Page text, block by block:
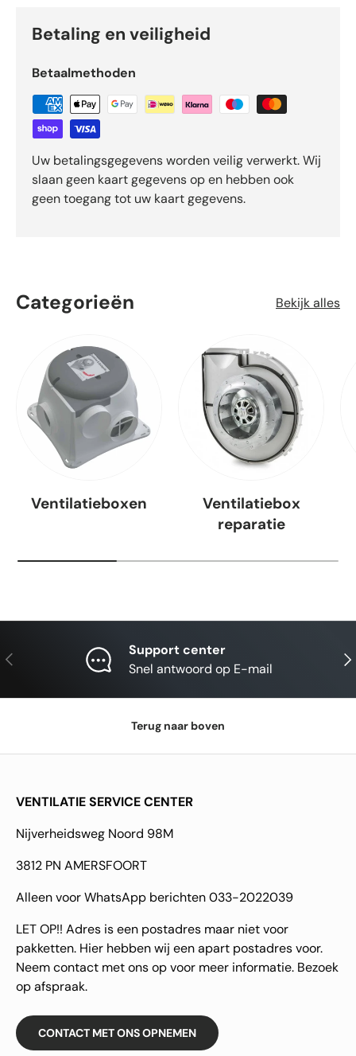
Betaling en veiligheid
Betaalmethoden
Uw betalingsgegevens worden veilig verwerkt. Wij
slaan geen kaart gegevens op en hebben ook
geen toegang tot uw kaart gegevens.
Categorieën Bekijk alles
Ventilatieboxen
Ventilatiebox
reparatie
Vorige
Support center
Snel antwoord op E-mail
Terug naar boven
VENTILATIE SERVICE CENTER
Nijverheidsweg Noord 98M
3812 PN AMERSFOORT
Alleen voor WhatsApp berichten 033-2022039
LET OP!! Adres is een postadres maar niet voor
pakketten. Hier hebben wij een apart postadres voor.
Neem contact met ons op voor meer informatie. Bezoek
op afspraak.
CONTACT MET ONS OPNEMEN